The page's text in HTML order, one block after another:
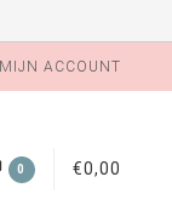
MIJN ACCOUNT
0 €0,00